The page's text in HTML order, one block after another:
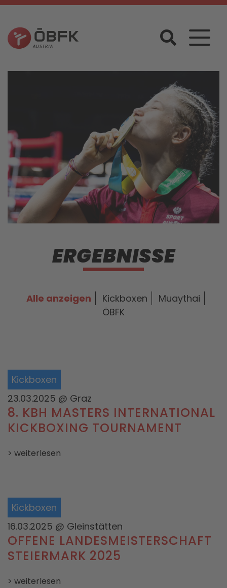
ERGEBNISSE
Alle anzeigen Kickboxen
Muaythai
ÖBFK
Kickboxen
23.03.2025 @ Graz
8. KBH MASTERS INTERNATIONAL
KICKBOXING TOURNAMENT
> weiterlesen
Kickboxen
16.03.2025 @ Gleinstätten
OFFENE LANDESMEISTERSCHAFT
STEIERMARK 2025
> weiterlesen